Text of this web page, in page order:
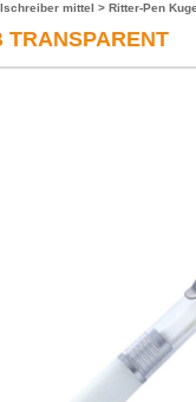
mittel > Ritter-Pen